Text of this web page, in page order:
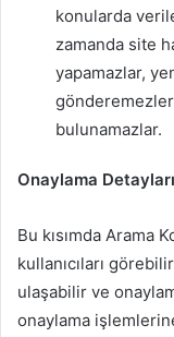
konularda
zamanda site
yapamazlar,
bulunamazlar.
Onaylama Detayları
Bu kısımda Arama
kullanıcıları
ulaşabilir ve
onaylama